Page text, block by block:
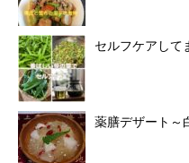
セルフケアして
薬膳デザート～